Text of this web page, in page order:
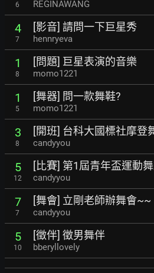
6 REGINAWANG
4
7
[影音] 請問一下巨星秀
hennryeva
1
8
[問題] 巨星表演的音樂
momo1221
1
5
[舞器] 問一款舞鞋?
momo1221
3
8
[開班] 台科大國標社摩登
candyyou
5
12
[比賽] 第1屆青年盃運動
candyyou
7
7
[舞會] 立剛老師辦舞會~~
candyyou
5
10
[徵伴] 徵男舞伴
bberyllovely